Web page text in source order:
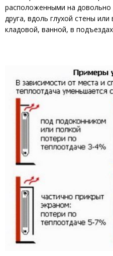
расположенными на довольно
друга, вдоль глухой стены
кладовой, ванной, в